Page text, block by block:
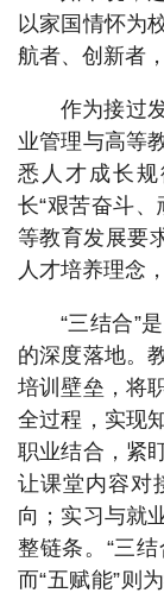
以家国情怀为
航者、创新者
作为接过
业管理与高等
悉人才成长
长“艰苦奋斗
等教育发展要
人才培养理念
“三结合”
的深度落地。
培训壁垒，将
全过程，实现
职业结合，紧
让课堂内容对
向；实习与就
整链条。“三结
而“五赋能”则